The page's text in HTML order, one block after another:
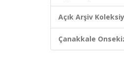
Açık Arşiv
Çanakkale